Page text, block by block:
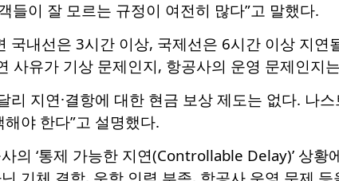
들이 잘 모르는 규정이 여전히 많다”고 말했다.
국내선은 3시간 이상, 국제선은 6시간 이상 지
사유가 기상 문제인지, 항공사의 운영 문제인지
리 지연·결항에 대한 현금 보상 제도는 없다. 나
야 한다”고 설명했다.
의 ‘통제 가능한 지연(Controllable Delay)’ 상